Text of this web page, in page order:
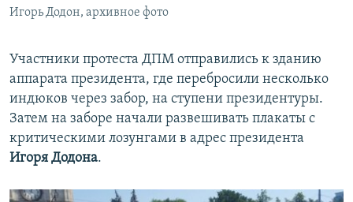
Игорь Додон, архивное фото
Участники протеста ДПМ отправились к зданию
аппарата президента, где перебросили несколько
индюков через забор, на ступени президентуры.
Затем на заборе начали развешивать плакаты с
критическими лозунгами в адрес президента
Игоря Додона.